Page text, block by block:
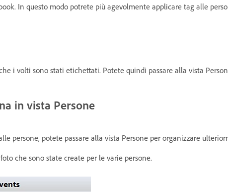
In questo modo potrete più agevolmente applicare tag alle
i volti sono stati etichettati. Potete quindi passare alla vista
in vista Persone
persone, potete passare alla vista Persone per organizzare
che sono state create per le varie persone.